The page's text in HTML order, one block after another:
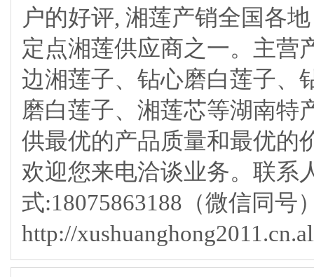
户的好评, 湘莲产销全国各
定点湘莲供应商之一。主营
边湘莲子、钻心磨白莲子、
磨白莲子、湘莲芯等湖南特
供最优的产品质量和最优的
欢迎您来电洽谈业务。联系
式:18075863188（微信同号
http://